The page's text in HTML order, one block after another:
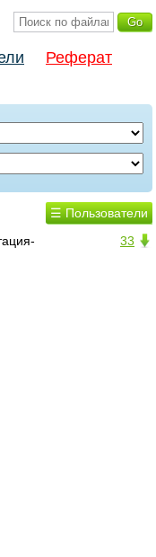
Реферат
☰ Пользователи
33